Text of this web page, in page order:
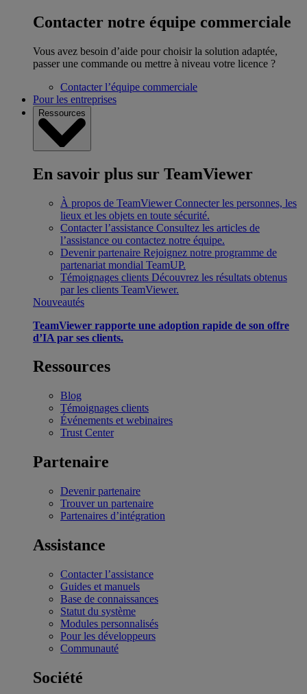
Contacter notre équipe commerciale
Vous avez besoin d’aide pour choisir la solution adaptée,
passer une commande ou mettre à niveau votre licence ?
Contacter l’équipe commerciale
Pour les entreprises
Ressources
En savoir plus sur TeamViewer
À propos de TeamViewer Connecter les personnes, les
lieux et les objets en toute sécurité.
Contacter l’assistance Consultez les articles de
l’assistance ou contactez notre équipe.
Devenir partenaire Rejoignez notre programme de
partenariat mondial TeamUP.
Témoignages clients Découvrez les résultats obtenus
par les clients TeamViewer.
Nouveautés
TeamViewer rapporte une adoption rapide de son offre
d’IA par ses clients.
Ressources
Blog
Témoignages clients
Événements et webinaires
Trust Center
Partenaire
Devenir partenaire
Trouver un partenaire
Partenaires d’intégration
Assistance
Contacter l’assistance
Guides et manuels
Base de connaissances
Statut du système
Modules personnalisés
Pour les développeurs
Communauté
Société